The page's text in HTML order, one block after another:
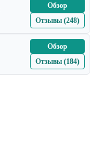
Обзор
Отзывы (248)
Обзор
Отзывы (184)